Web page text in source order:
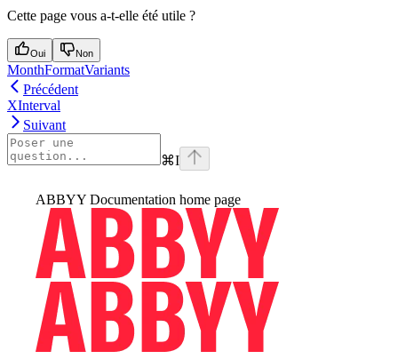
Cette page vous a-t-elle été utile ?
Oui Non
MonthFormatVariants
Précédent
XInterval
Suivant
⌘I
ABBYY Documentation home page